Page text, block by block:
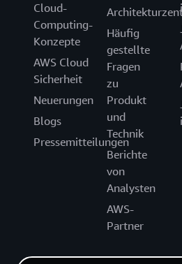
Cloud-
Computing-
Konzepte
AWS Cloud
Sicherheit
Neuerungen
Blogs
Pressemitteilungen
Häufig
gestellte
Fragen
zu
Produkt
und
Technik
Berichte
von
Analysten
AWS-
Partner